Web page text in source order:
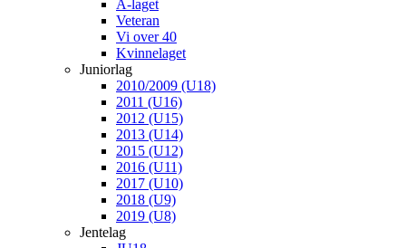
A-laget
Veteran
Vi over 40
Kvinnelaget
Juniorlag
2010/2009 (U18)
2011 (U16)
2012 (U15)
2013 (U14)
2015 (U12)
2016 (U11)
2017 (U10)
2018 (U9)
2019 (U8)
Jentelag